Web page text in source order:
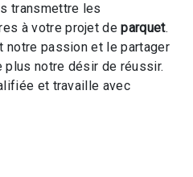
transmettre les
à votre projet deparquet.
notre passion et le partager
plus notre désir de réussir.
et travaille avec